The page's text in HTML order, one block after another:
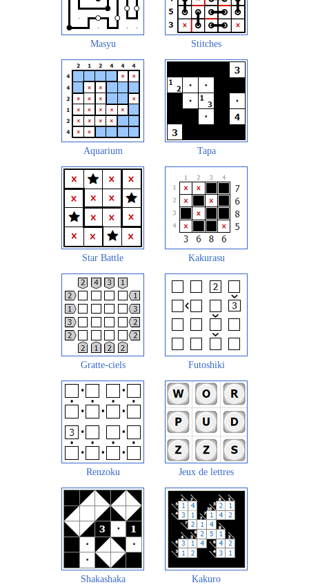
Masyu Stitches
Aquarium Tapa
Star Battle Kakurasu
Gratte-ciels Futoshiki
Renzoku Jeux de lettres
Shakashaka Kakuro